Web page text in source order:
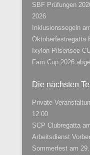
SBF Prüfungen
2026
Inklusionssegeln
Oktoberfestregatta
Ixylon Pilsensee
Fam Cup 2026
Die nächsten
Private
12:00
SCP Clubregatta
Arbeitsdienst
Sommerfest am